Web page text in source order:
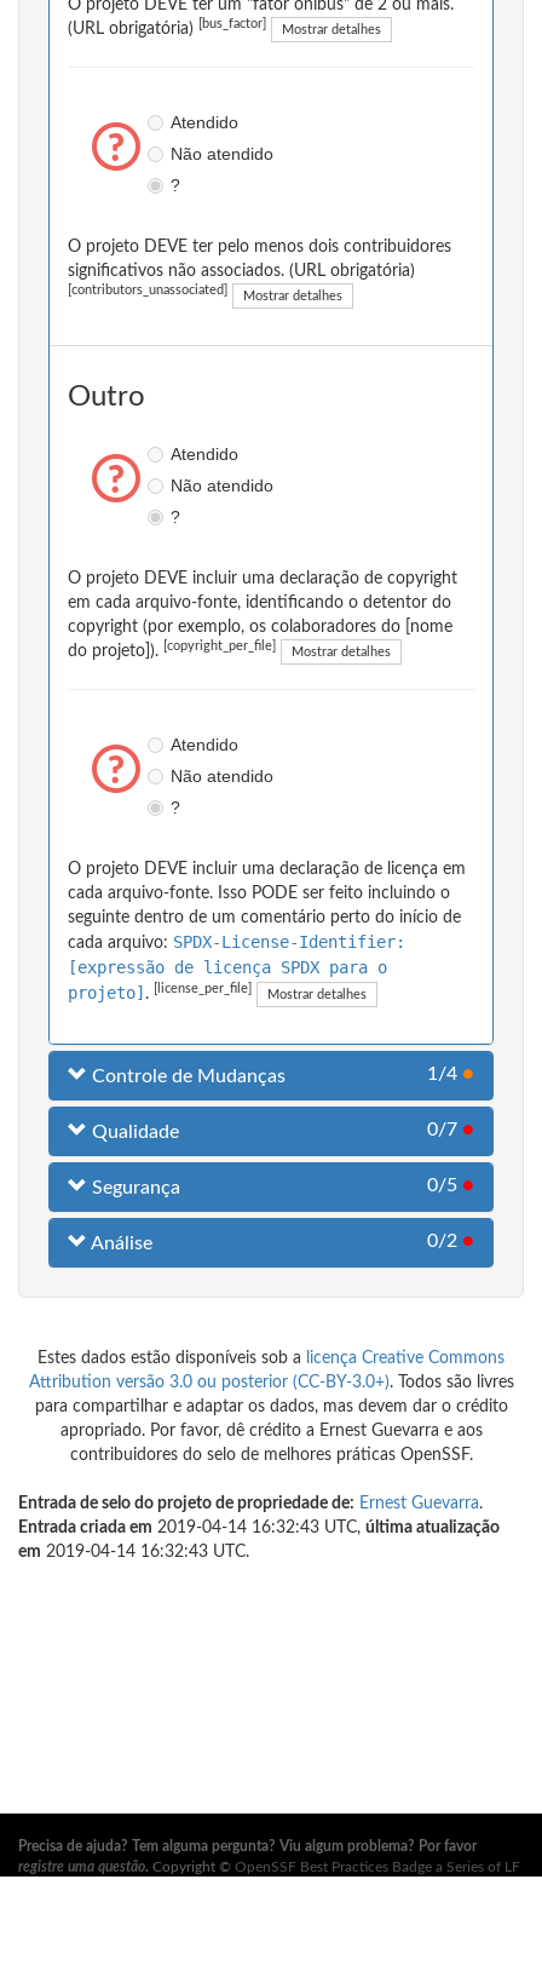
O projeto DEVE ter um "fator ônibus" de 2 ou mais.
(URL obrigatória)
[bus_factor] Mostrar detalhes
Atendido
Não atendido
?
O projeto DEVE ter pelo menos dois contribuidores
significativos não associados. (URL obrigatória)
[contributors_unassociated] Mostrar detalhes
Outro
Atendido
Não atendido
?
O projeto DEVE incluir uma declaração de copyright
em cada arquivo-fonte, identificando o detentor do
copyright (por exemplo, os colaboradores do [nome
do projeto]).
[copyright_per_file] Mostrar detalhes
Atendido
Não atendido
?
O projeto DEVE incluir uma declaração de licença em
cada arquivo-fonte. Isso PODE ser feito incluindo o
seguinte dentro de um comentário perto do início de
cada arquivo: SPDX-License-Identifier:
[expressão de licença SPDX para o
projeto] . [license_per_file] Mostrar detalhes
Controle de Mudanças 1/4 ●
Qualidade 0/7 ●
Segurança 0/5 ●
Análise 0/2 ●
Estes dados estão disponíveis sob a
licença Creative Commons
Attribution versão 3.0 ou posterior (CC-BY-3.0+). Todos são livres
para compartilhar e adaptar os dados, mas devem dar o crédito
apropriado. Por favor, dê crédito a Ernest Guevarra e aos
contribuidores do selo de melhores práticas OpenSSF.
Entrada de selo do projeto de propriedade de: Ernest Guevarra.
Entrada criada em 2019-04-14 16:32:43 UTC, última atualização
em 2019-04-14 16:32:43 UTC.
Precisa de ajuda? Tem alguma pergunta? Viu algum problema? Por favor
registre uma questão. Copyright © OpenSSF Best Practices Badge a Series of LF